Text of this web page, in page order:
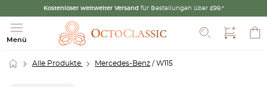
Kostenloser weltweiter Versand für Bestellungen über £99.*
Menü
Suche
Alle Produkte Mercedes-Benz / W115